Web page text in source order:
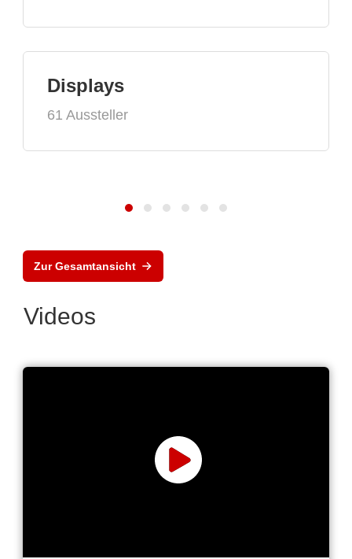
Displays
61 Aussteller
Zur Gesamtansicht
Videos